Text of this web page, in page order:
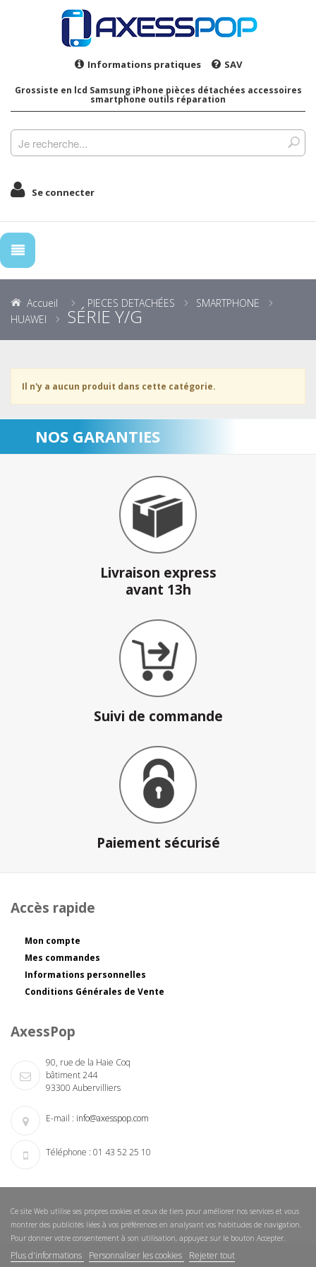
Informations pratiques SAV
Grossiste en lcd Samsung iPhone pièces détachées accessoires
smartphone outils réparation
Se connecter
Accueil PIECES DETACHÉES
SMARTPHONE
HUAWEI
SÉRIE Y/G
Il n'y a aucun produit dans cette catégorie.
NOS GARANTIES
Livraison express
avant 13h
Suivi de commande
Paiement sécurisé
Accès rapide
Mon compte
Mes commandes
Informations personnelles
Conditions Générales de Vente
AxessPop
90, rue de la Haie Coq
bâtiment 244
93300 Aubervilliers
E-mail : info@axesspop.com
Téléphone : 01 43 52 25 10
Ce site Web utilise ses propres cookies et ceux de tiers pour améliorer nos services et vous
montrer des publicités liées à vos préférences en analysant vos habitudes de navigation.
Pour donner votre consentement à son utilisation, appuyez sur le bouton Accepter.
Plus d'informations Personnaliser les cookies Rejeter tout